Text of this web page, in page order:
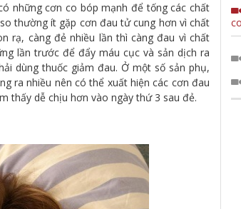
những cơn co bóp mạnh để tống các chất
thường ít gặp cơn đau tử cung hơn vì chất
rạ, càng đẻ nhiều lần thì càng đau vì chất
lần trước để đẩy máu cục và sản dịch ra
dùng thuốc giảm đau. Ở một số sản phụ,
ra nhiều nên có thể xuất hiện các cơn đau
thấy dễ chịu hơn vào ngày thứ 3 sau đẻ.